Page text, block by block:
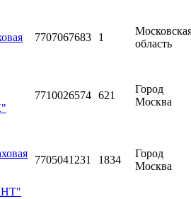
7707067683 1
область
7710026574 621
Город
Москва
7705041231 1834
Город
Москва